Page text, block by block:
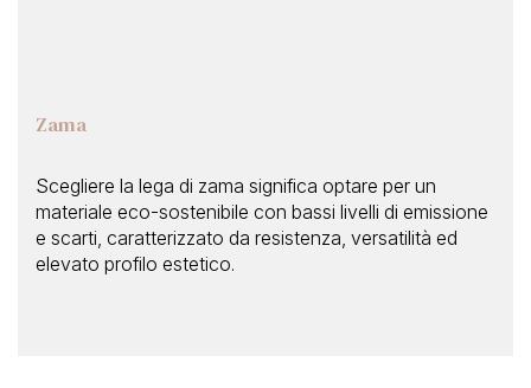
Zama
Scegliere la lega di zama significa optare per un
materiale eco-sostenibile con bassi livelli di emissione
e scarti, caratterizzato da resistenza, versatilità ed
elevato profilo estetico.